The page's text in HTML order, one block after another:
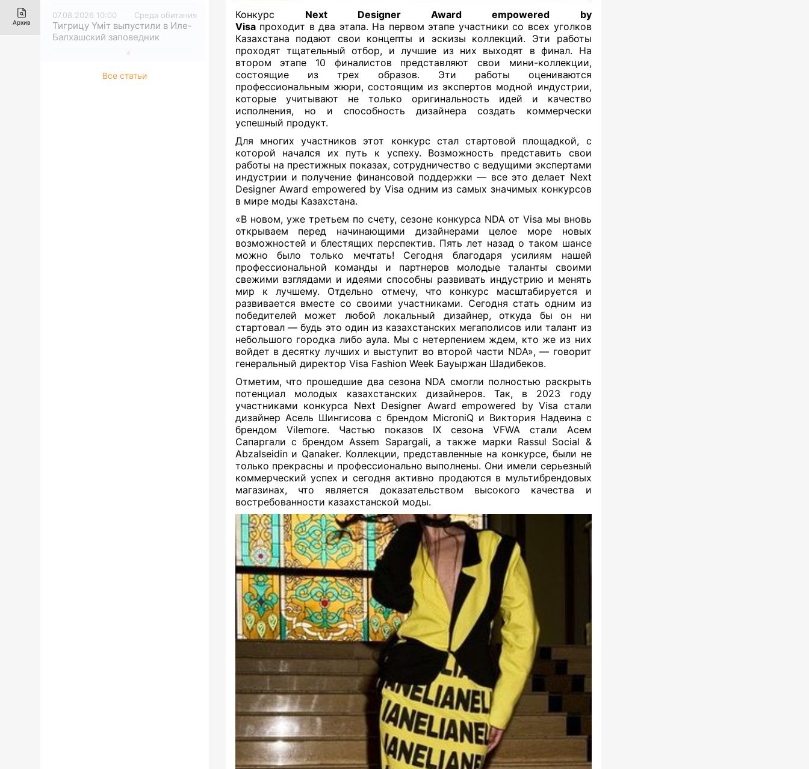
07.08.2026 10:00 Среда обитания
Тигрицу Үміт выпустили в Иле-
Балхашский заповедник
Все статьи
Конкурс
Next Designer Award empowered by
Visa проходит в два этапа. На первом этапе участники со всех уголков
Казахстана подают свои концепты и эскизы коллекций. Эти работы
проходят тщательный отбор, и лучшие из них выходят в финал. На
втором этапе 10 финалистов представляют свои мини-коллекции,
состоящие из трех образов. Эти работы оцениваются
профессиональным жюри, состоящим из экспертов модной индустрии,
которые учитывают не только оригинальность идей и качество
исполнения, но и способность дизайнера создать коммерчески
успешный продукт.
Для многих участников этот конкурс стал стартовой площадкой, с
которой начался их путь к успеху. Возможность представить свои
работы на престижных показах, сотрудничество с ведущими экспертами
индустрии и получение финансовой поддержки — все это делает Next
Designer Award empowered by Visa одним из самых значимых конкурсов
в мире моды Казахстана.
«В новом, уже третьем по счету, сезоне конкурса NDA от Visa мы вновь
открываем перед начинающими дизайнерами целое море новых
возможностей и блестящих перспектив. Пять лет назад о таком шансе
можно было только мечтать! Сегодня благодаря усилиям нашей
профессиональной команды и партнеров молодые таланты своими
свежими взглядами и идеями способны развивать индустрию и менять
мир к лучшему. Отдельно отмечу, что конкурс масштабируется и
развивается вместе со своими участниками. Сегодня стать одним из
победителей может любой локальный дизайнер, откуда бы он ни
стартовал — будь это один из казахстанских мегаполисов или талант из
небольшого городка либо аула. Мы с нетерпением ждем, кто же из них
войдет в десятку лучших и выступит во второй части NDA», — говорит
генеральный директор Visa Fashion Week Бауыржан Шадибеков.
Отметим, что прошедшие два сезона NDA смогли полностью раскрыть
потенциал молодых казахстанских дизайнеров. Так, в 2023 году
участниками конкурса Next Designer Award empowered by Visa стали
дизайнер Асель Шингисова с брендом MicroniQ и Виктория Надеина с
брендом Vilemore. Частью показов IX сезона VFWA стали Асем
Сапаргали с брендом Assem Sapargali, а также марки Rassul Social &
Abzalseidin и Qanaker. Коллекции, представленные на конкурсе, были не
только прекрасны и профессионально выполнены. Они имели серьезный
коммерческий успех и сегодня активно продаются в мультибрендовых
магазинах, что является доказательством высокого качества и
востребованности казахстанской моды.
Архив